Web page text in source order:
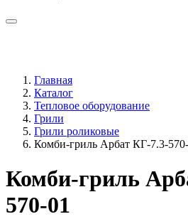
Главная
Каталог
Тепловое оборудование
Грили
Грили роликовые
Комби-гриль Арбат КГ-7.3-
Комби-гриль
570-01